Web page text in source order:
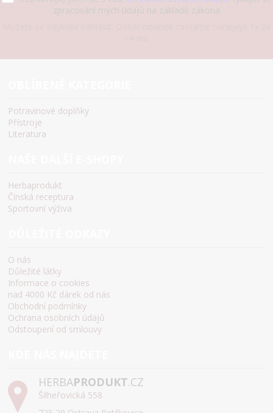
zpracování mých údajů na základě zákona
Potravinové doplňky
Přístroje
Literatura
Herbaprodukt
Čínská receptura
Sportovní výživa
O nás
Důležité látky
Informace o cookies
nad 4000 Kč dárek od nás
Obchodní podmínky
Ochrana osobních údajů
Odstoupení od smlouvy
HERBAPRODUKT.CZ
Šilheřovická 558